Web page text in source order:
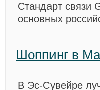
Стандарт связи
основных
Шоппинг в
В Эс-Сувейре